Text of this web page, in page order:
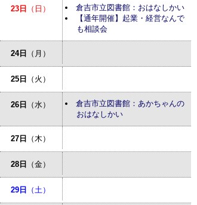
23日 （日）
倉吉市立図書館：おはなしかい
【通年開催】起業・経営なんで
も相談会
24日 （月）
25日 （火）
26日 （水）
倉吉市立図書館：あかちゃんの
おはなしかい
27日 （木）
28日 （金）
29日 （土）